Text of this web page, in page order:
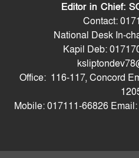
পাইপলাইনের
ডিজেল চেয়েছি:
যথাযোগ্য মর্যাদায়
পালিত
৫৪ রানে অলআউট
বাংলাদেশ
ড্যাবের
উদ্বোধন করলেন
ভারতের
Editor in Chief:
Contact:
National Desk In-
Kapil Deb:
Office: 116-117, Concord
Mobile: 017111-66826